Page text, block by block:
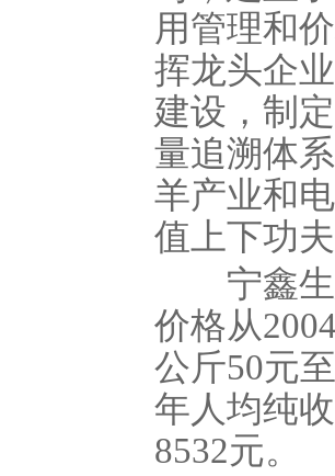
用管理和
挥龙头企
建设，制
量追溯体
羊产业和
值上下功
宁鑫生
价格从
公斤50元
年人均纯
8532元。